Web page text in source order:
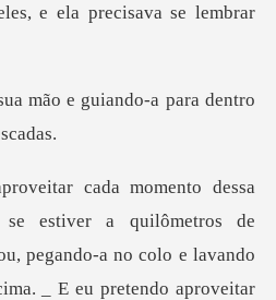
s, e ela precisava se lem
e guiando-a para dentro
metros de
pegando-a no colo e lavando